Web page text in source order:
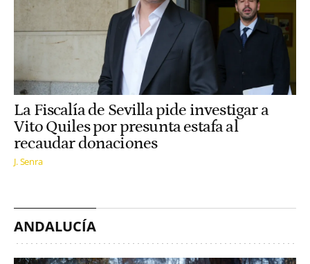
La Fiscalía de Sevilla pide investigar a
Vito Quiles por presunta estafa al
recaudar donaciones
J. Senra
ANDALUCÍA